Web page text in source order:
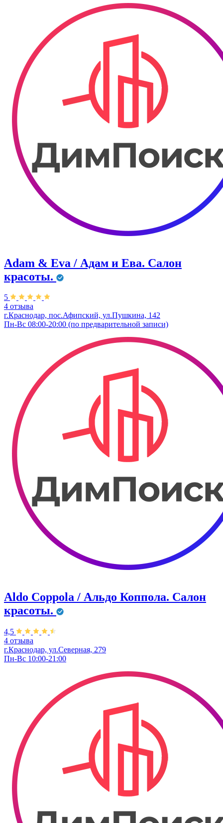
Adam & Eva / Адам и Ева. Салон
красоты.
5
4 отзыва
г.Краснодар, пос.Афипский, ул.Пушкина, 142
Пн-Вс 08:00-20:00 (по предварительной записи)
Aldo Coppola / Альдо Коппола. Салон
красоты.
4,5
4 отзыва
г.Краснодар, ул.Северная, 279
Пн-Вс 10:00-21:00